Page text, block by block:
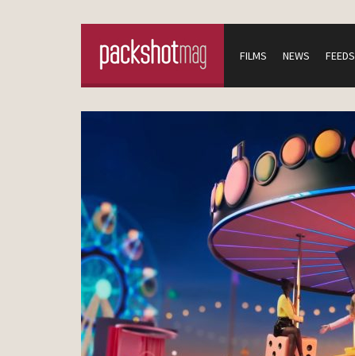
FILMS NEWS FEEDS